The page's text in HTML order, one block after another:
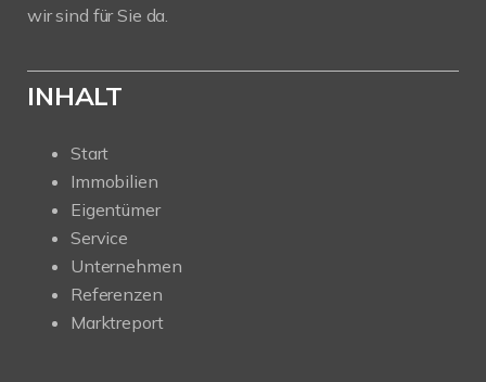
wir sind für Sie da.
INHALT
Start
Immobilien
Eigentümer
Service
Unternehmen
Referenzen
Marktreport